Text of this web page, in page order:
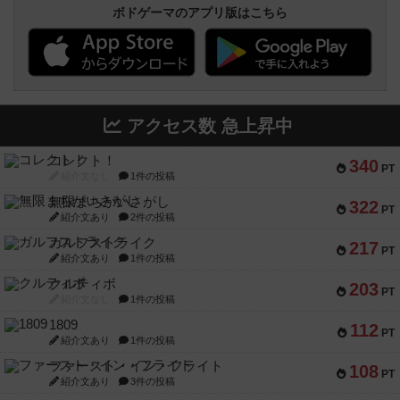
アクセス数 急上昇中
340 PT
322 PT
無限まちがいさがし
紹介文あり
ガルフストライク
紹介文あり
クルティボ
紹介文なし
1809
紹介文あり
ファースト・イン・フライト
モズビ－ズ・レイダ－ズ
紹介文あり 1件の投稿
テンプテーション